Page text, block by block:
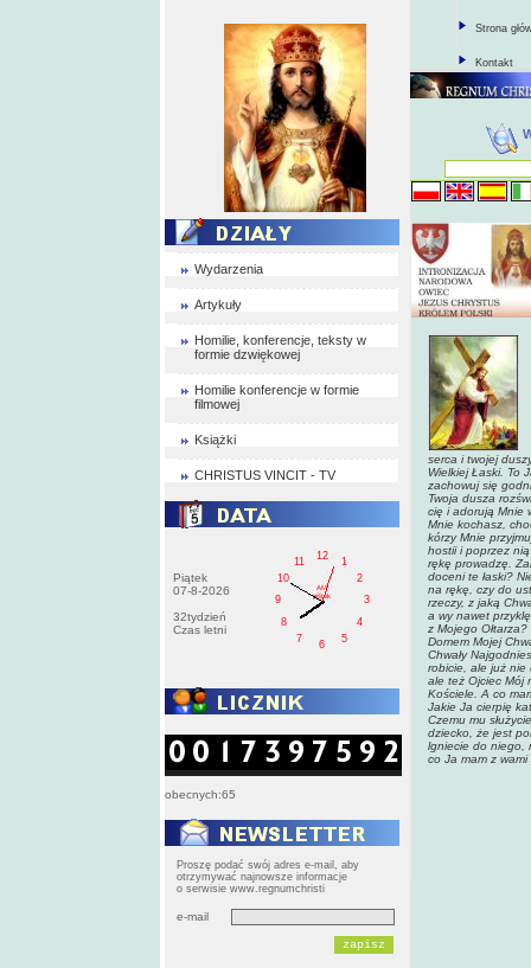
Wydarzenia
Artykuły
Homilie, konferencje, teksty w
formie dzwiękowej
Homilie konferencje w formie
filmowej
Książki
CHRISTUS VINCIT - TV
Piątek
07-8-2026
32tydzień
Czas letni
1
2
3
4
5
6
7
8
9
10
11
12
AM
pištek
obecnych:65
Proszę podać swój adres e-mail, aby
otrzymywać najnowsze informacje
o serwisie www.regnumchristi
e-mail
Strona
Kontakt
serca i twojej
Wielkiej Łaski. To
zachowuj się
Twoja dusza
cię i adorują Mnie
Mnie kochasz,
kórzy Mnie
hostii i poprzez
rękę prowadzę.
doceni te łaski?
na rękę, czy do
rzeczy, z jaką
a wy nawet
z Mojego
Domem Mojej
Chwały
robicie, ale już nie
ale też Ojciec Mój
Kościele. A co
Jakie Ja cierpię
Czemu mu
dziecko, że jest
lgniecie do niego,
co Ja mam z